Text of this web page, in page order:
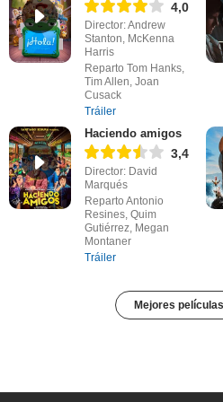
4,0
Director: Andrew
Stanton, McKenna
Harris
Reparto Tom Hanks,
Tim Allen, Joan
Cusack
Tráiler
Haciendo amigos
3,4
Director: David
Marqués
Reparto Antonio
Resines, Quim
Gutiérrez, Megan
Montaner
Tráiler
Mejores